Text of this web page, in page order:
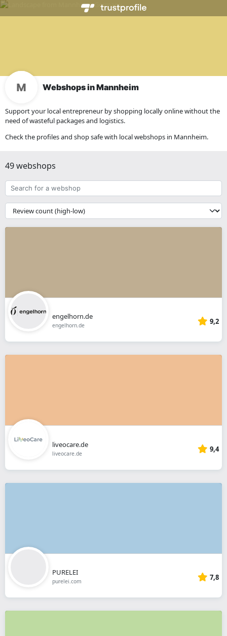
Webshops in Mannheim
Support your local entrepreneur by shopping locally online without the
need of wasteful packages and logistics.
Check the profiles and shop safe with local webshops in Mannheim.
49 webshops
Search
for
a
webshop
{{
__('Sort')
}}
engelhorn.de
engelhorn.de 9,2
liveocare.de
liveocare.de 9,4
PURELEI
purelei.com 7,8